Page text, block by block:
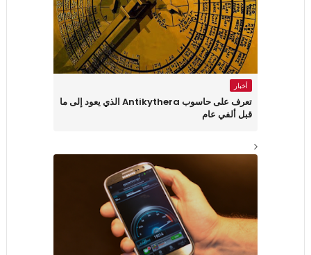
أخبار
تعرف على حاسوب Antikythera الذي يعود إلى ما
قبل ألفي عام